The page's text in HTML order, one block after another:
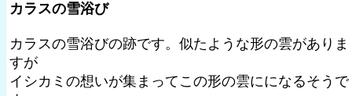
カラスの雪浴び
カラスの雪浴びの跡です。似たような形の雲がありま
すが
イシカミの想いが集まってこの形の雲にになるそうで